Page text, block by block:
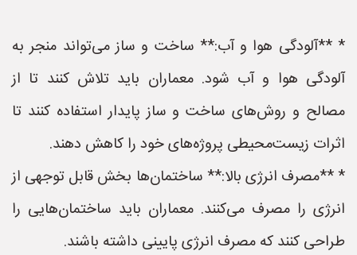
* **آلودگی هوا و آب:** ساخت و ساز می‌تواند منجر به
آلودگی هوا و آب شود. معماران باید تلاش کنند تا از
مصالح و روش‌های ساخت و ساز پایدار استفاده کنند تا
اثرات زیست‌محیطی پروژه‌های خود را کاهش دهند.
* **مصرف انرژی بالا:** ساختمان‌ها بخش قابل توجهی از
انرژی را مصرف می‌کنند. معماران باید ساختمان‌هایی را
طراحی کنند که مصرف انرژی پایینی داشته باشند.